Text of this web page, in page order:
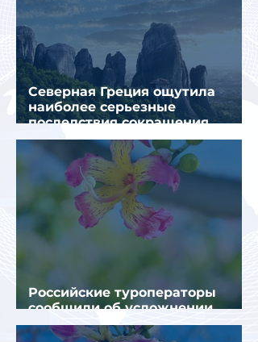
Северная Греция ощутила
наиболее серьезные
последствия сокращения
турпотока из России
Российские туроператоры
сообщили об усложнении
получения виз в Грецию